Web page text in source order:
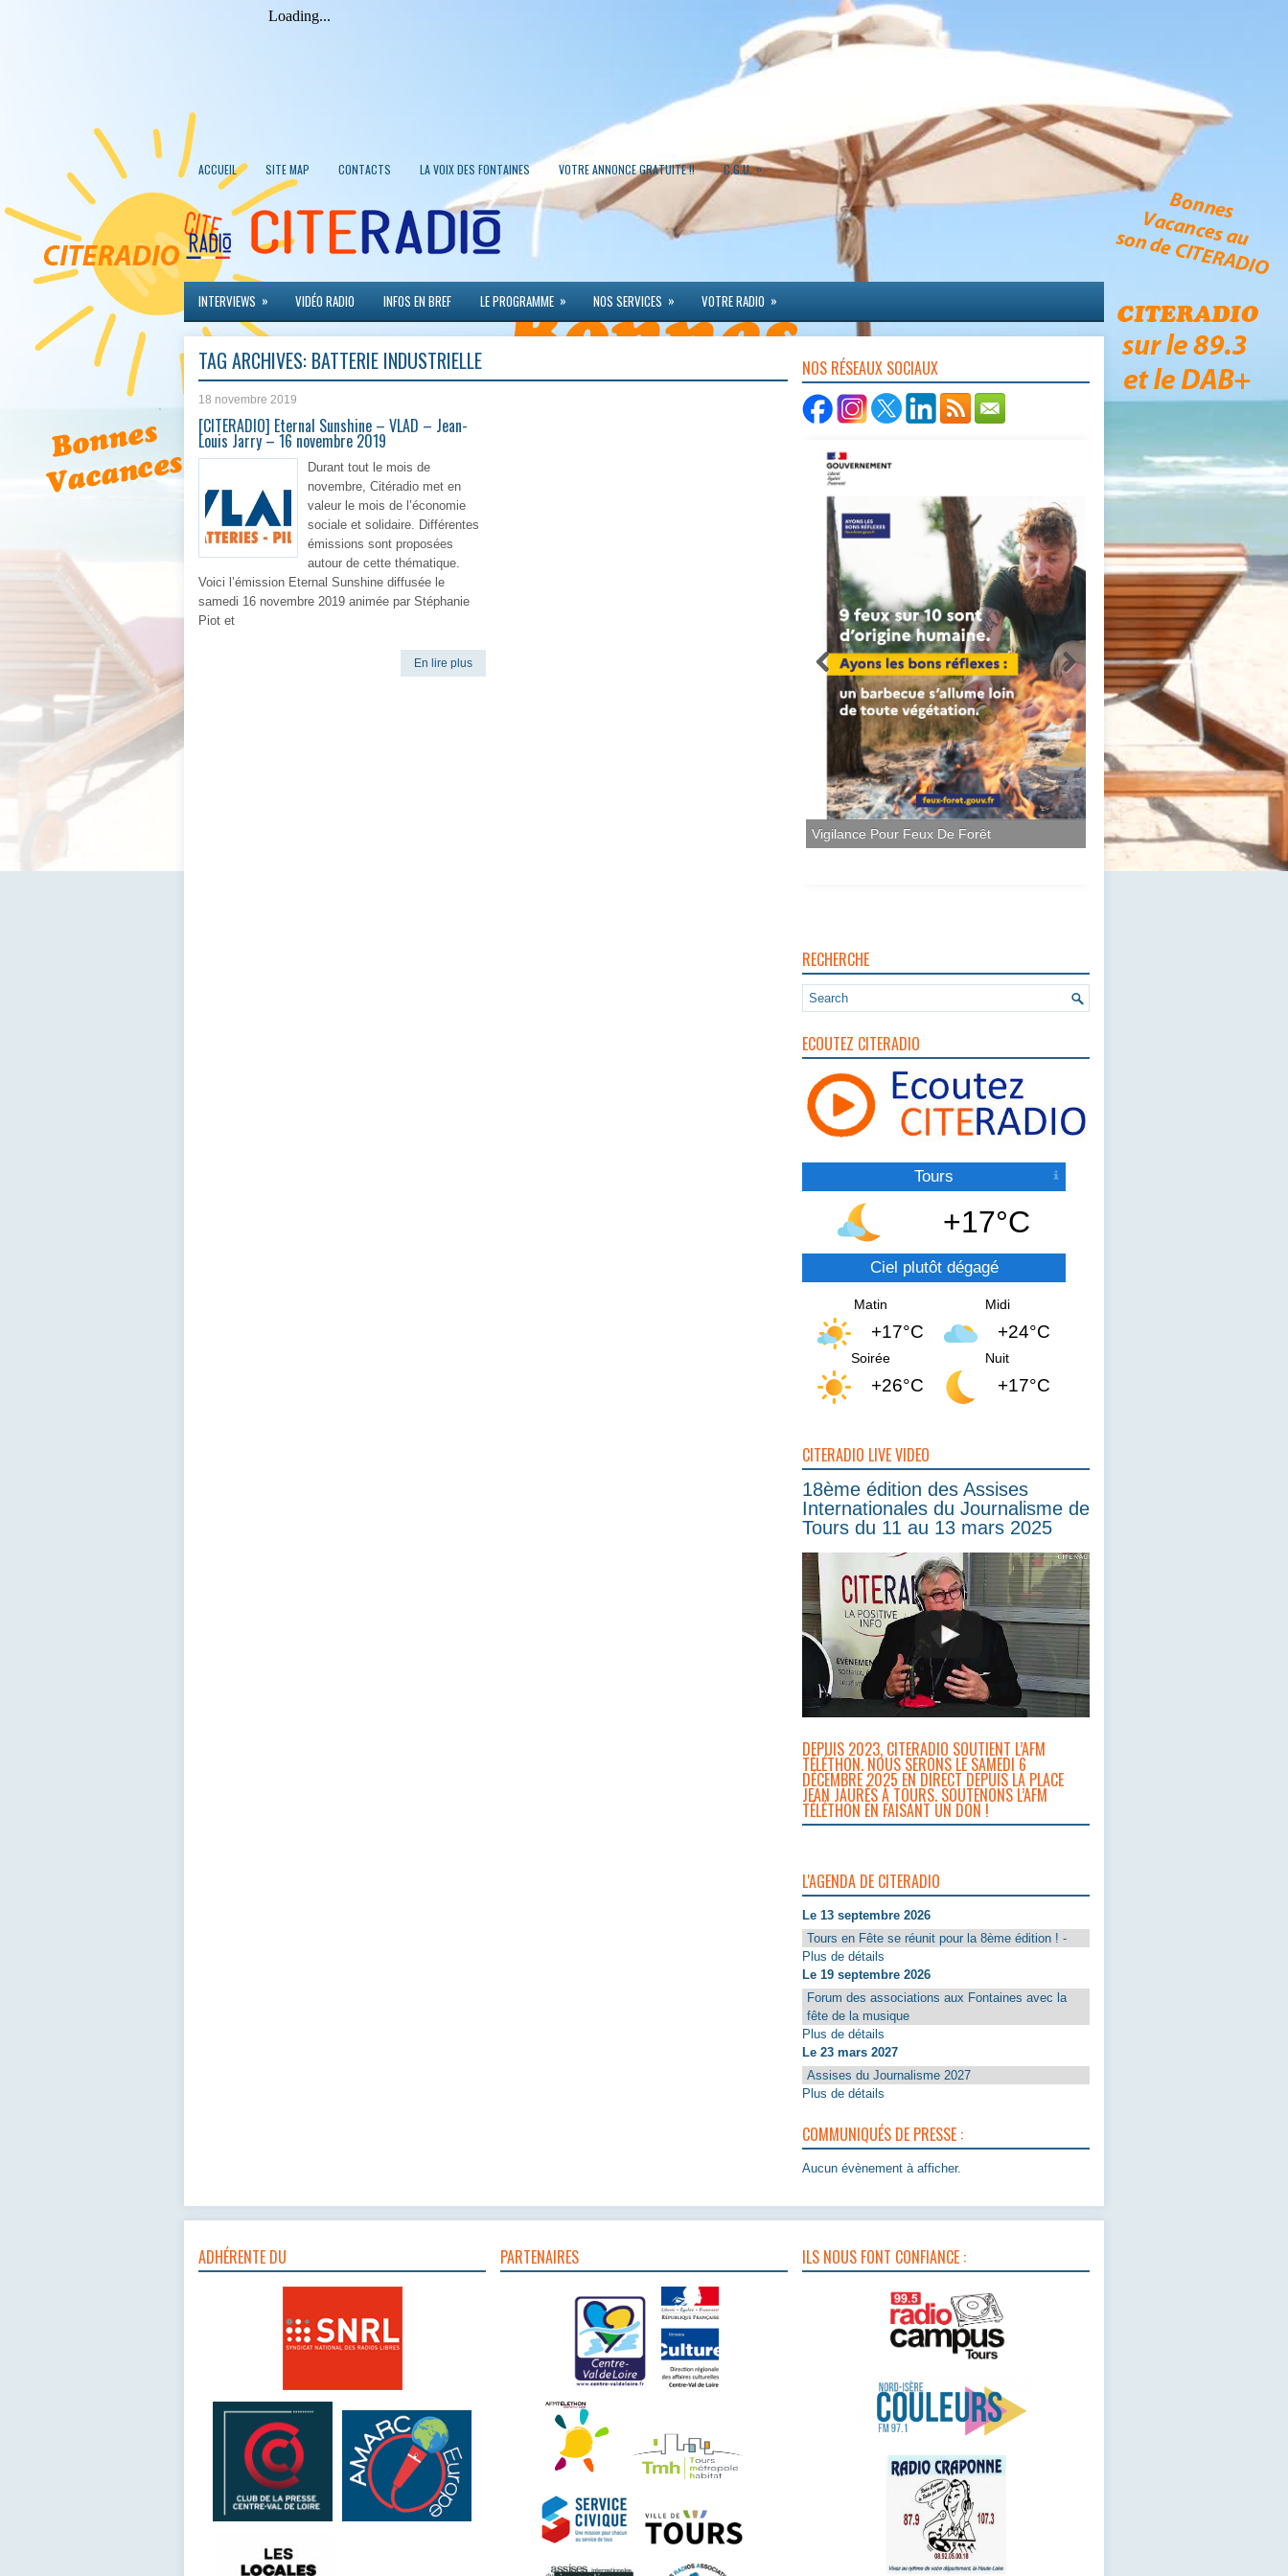
ACCUEIL SITE MAP CONTACTS LA VOIX DES FONTAINES VOTRE ANNONCE GRATUITE !! C.G.U. »
INTERVIEWS » VIDÉO RADIO INFOS EN BREF LE PROGRAMME » NOS SERVICES » VOTRE RADIO »
TAG ARCHIVES: BATTERIE INDUSTRIELLE
18 novembre 2019
[CITERADIO] Eternal Sunshine – VLAD – Jean-
Louis Jarry – 16 novembre 2019
Durant tout le mois de
novembre, Citéradio met en
valeur le mois de l’économie
sociale et solidaire. Différentes
émissions sont proposées
autour de cette thématique.
Voici l’émission Eternal Sunshine diffusée le
samedi 16 novembre 2019 animée par Stéphanie
Piot et
En lire plus
NOS RÉSEAUX SOCIAUX
Vigilance Pour Feux De Forêt
RECHERCHE
ECOUTEZ CITERADIO
Tours
+17°C
Ciel plutôt dégagé
Matin
+17°C
Midi
+24°C
Soirée
+26°C
Nuit
+17°C
CITERADIO LIVE VIDEO
18ème édition des Assises
Internationales du Journalisme de
Tours du 11 au 13 mars 2025
DEPUIS 2023, CITERADIO SOUTIENT L’AFM
TÉLÉTHON. NOUS SERONS LE SAMEDI 6
DÉCEMBRE 2025 EN DIRECT DEPUIS LA PLACE
JEAN JAURÈS À TOURS. SOUTENONS L’AFM
TÉLÉTHON EN FAISANT UN DON !
L'AGENDA DE CITERADIO
Le 13 septembre 2026
Tours en Fête se réunit pour la 8ème édition ! -
Plus de détails
Le 19 septembre 2026
Forum des associations aux Fontaines avec la
fête de la musique
Plus de détails
Le 23 mars 2027
Assises du Journalisme 2027
Plus de détails
COMMUNIQUÉS DE PRESSE :
Aucun évènement à afficher.
ADHÉRENTE DU PARTENAIRES ILS NOUS FONT CONFIANCE :